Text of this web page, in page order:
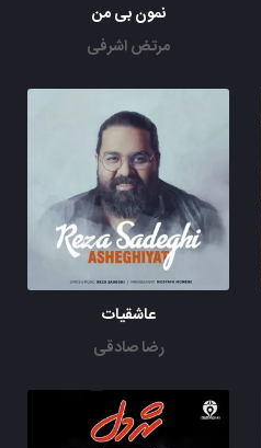
نمون بی من
مرتض اشرفی
عاشقیات
رضا صادقی